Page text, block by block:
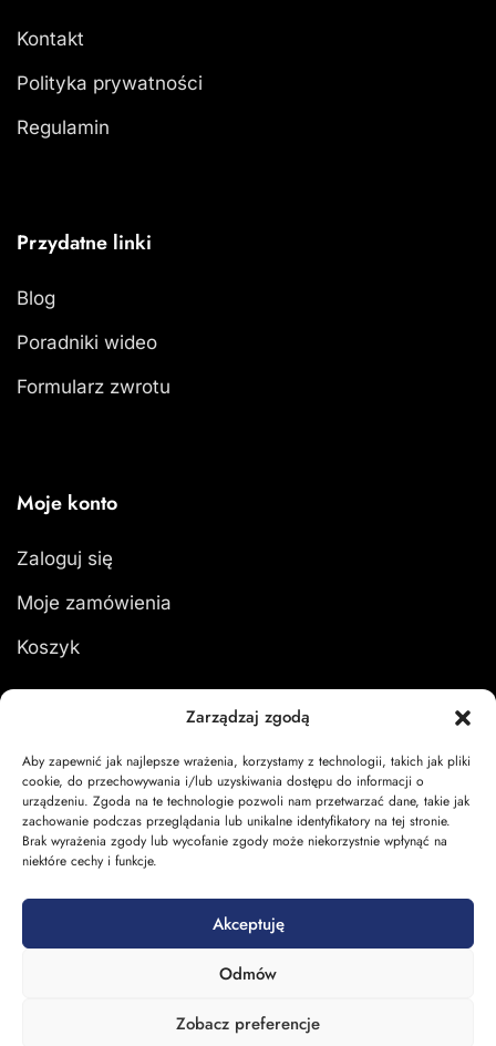
Zarządzaj zgodą
Aby zapewnić jak najlepsze wrażenia, korzystamy z technologii, takich jak pliki
cookie, do przechowywania i/lub uzyskiwania dostępu do informacji o
urządzeniu. Zgoda na te technologie pozwoli nam przetwarzać dane, takie jak
zachowanie podczas przeglądania lub unikalne identyfikatory na tej stronie.
Brak wyrażenia zgody lub wycofanie zgody może niekorzystnie wpłynąć na
niektóre cechy i funkcje.
Akceptuję
Odmów
Zobacz preferencje
Kontakt
Polityka prywatności
Regulamin
Przydatne linki
Blog
Poradniki wideo
Formularz zwrotu
Moje konto
Zaloguj się
Moje zamówienia
Koszyk